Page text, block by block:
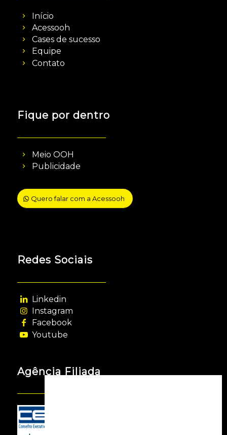
Início
Acessooh
Cases de sucesso
Equipe
Contato
Fique por dentro
Meio OOH
Publicidade
Quero falar com a Acessooh
Redes Sociais
Linkedin
Instagram
Facebook
Youtube
Agência Filiada